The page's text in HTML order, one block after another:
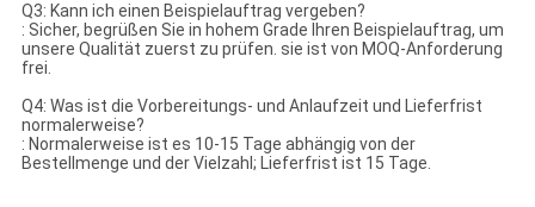
Q3: Kann ich einen Beispielauftrag vergeben?
: Sicher, begrüßen Sie in hohem Grade Ihren Beispielauftrag, um
unsere Qualität zuerst zu prüfen. sie ist von MOQ-Anforderung
frei.
Q4: Was ist die Vorbereitungs- und Anlaufzeit und Lieferfrist
normalerweise?
: Normalerweise ist es 10-15 Tage abhängig von der
Bestellmenge und der Vielzahl; Lieferfrist ist 15 Tage.